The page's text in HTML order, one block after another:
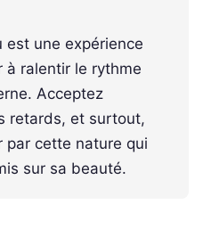
est une expérience
à ralentir le rythme
Acceptez
retards, et surtout,
par cette nature qui
sur sa beauté.